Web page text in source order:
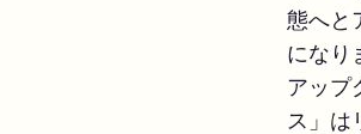
態へと
になり
アップ
ス」は